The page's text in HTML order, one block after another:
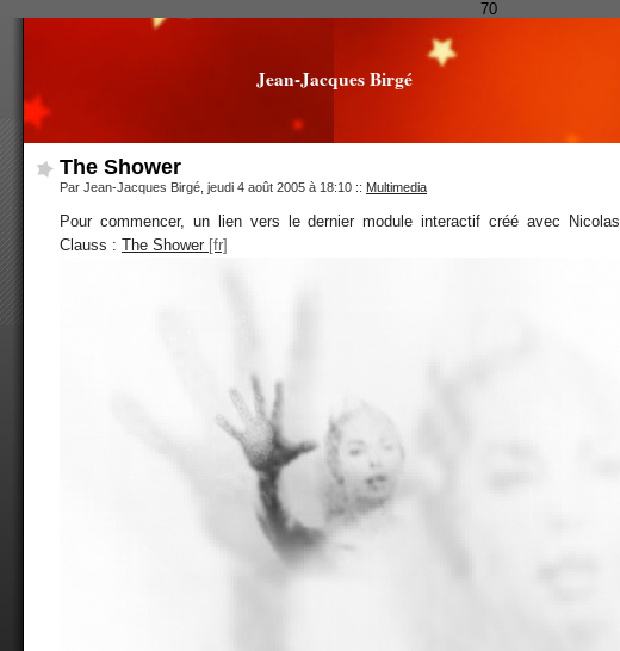
70
Jean-Jacques Birgé
The Shower
Par Jean-Jacques Birgé, jeudi 4 août 2005 à 18:10 :: Multimedia
Pour commencer, un lien vers le dernier module interactif créé avec Nicolas
Clauss : The Shower